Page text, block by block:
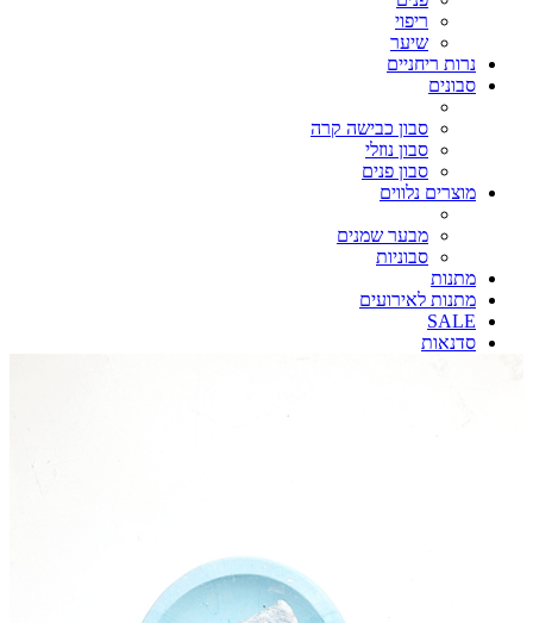
ריפוי
שיער
נרות ריחניים
סבונים
סבון כבישה קרה
סבון נוזלי
סבון פנים
מוצרים נלווים
מבער שמנים
סבוניות
מתנות
מתנות לאירועים
SALE
סדנאות